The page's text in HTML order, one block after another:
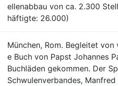
ellenabbau von ca. 2.300
häftigte: 26.000)
München, Rom. Begleitet
e Buch von Papst Johannes
Buchläden gekommen. Der
Schwulenverbandes,